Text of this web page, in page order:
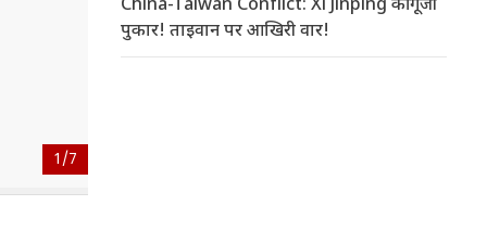
1/7
China-Taiwan Conflict: Xi Jinping की गूंजी
पुकार! ताइवान पर आखिरी वार!